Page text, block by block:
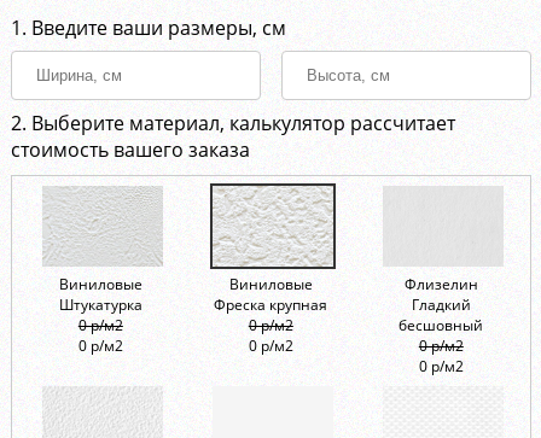
1. Введите ваши размеры, см
2. Выберите материал, калькулятор рассчитает
стоимость вашего заказа
Виниловые
Штукатурка
0 р/м2
0 р/м2
Виниловые
Фреска крупная
0 р/м2
0 р/м2
Флизелин
Гладкий
бесшовный
0 р/м2
0 р/м2